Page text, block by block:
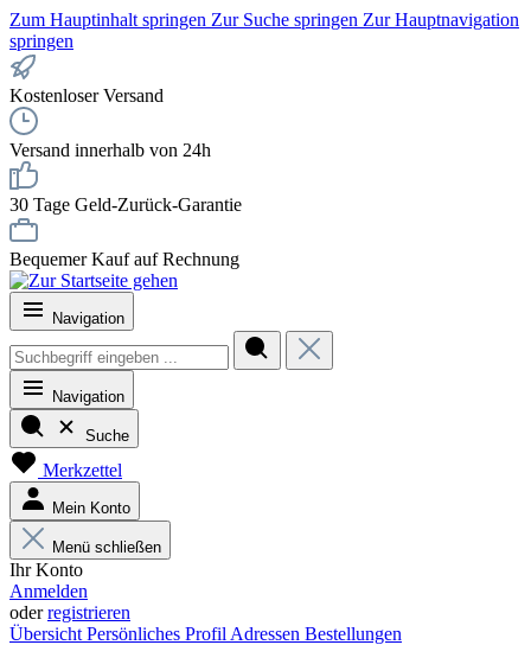
Zum Hauptinhalt springen Zur Suche springen Zur Hauptnavigation
springen
Kostenloser Versand
Versand innerhalb von 24h
30 Tage Geld-Zurück-Garantie
Bequemer Kauf auf Rechnung
Navigation
Navigation
Suche
Merkzettel
Mein Konto
Menü schließen
Ihr Konto
Anmelden
oderregistrieren
Übersicht Persönliches Profil Adressen Bestellungen